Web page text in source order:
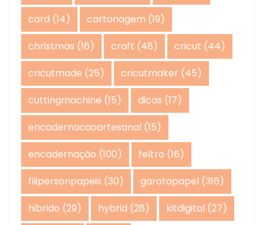
card (14) cartonagem (19)
christmas (16) craft (48) cricut (44)
cricutmade (25) cricutmaker (45)
cuttingmachine (15) dicas (17)
encadernacaoartesanal (15)
encadernação (100) feltro (16)
filipersonpapeis (30) garotapapel (316)
hibrido (29) hybrid (28) kitdigital (27)